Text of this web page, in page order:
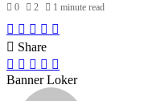
0
2 1 minute read
Facebook
X LinkedIn
WhatsApp
Share
Facebook
X LinkedIn
WhatsApp
via
Email
Banner Loker